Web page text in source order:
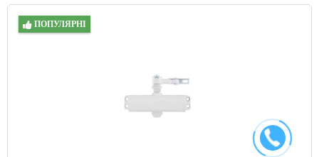
ПОПУЛЯРНІ